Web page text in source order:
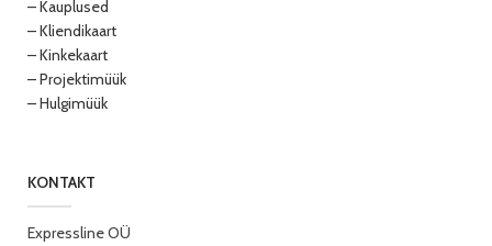
– Kauplused
– Kliendikaart
– Kinkekaart
– Projektimüük
– Hulgimüük
KONTAKT
Expressline OÜ